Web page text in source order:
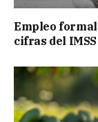
Empleo formal
cifras del